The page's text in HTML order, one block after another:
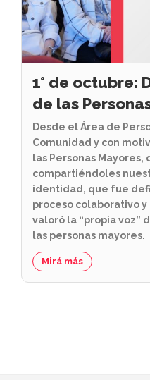
1° de octubre:
de las
Desde el Área de
Comunidad y con
las Personas
compartiéndoles
identidad, que fue
proceso colaborativo
valoró la “propia voz”
las personas mayores.
Mirá más